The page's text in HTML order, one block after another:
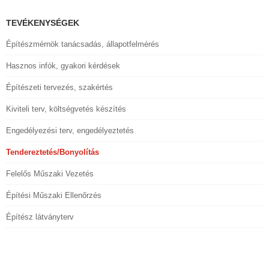
TEVÉKENYSÉGEK
Építészmérnök tanácsadás, állapotfelmérés
Hasznos infók, gyakori kérdések
Építészeti tervezés, szakértés
Kiviteli terv, költségvetés készítés
Engedélyezési terv, engedélyeztetés
Tendereztetés/Bonyolítás
Felelős Műszaki Vezetés
Építési Műszaki Ellenőrzés
Építész látványterv